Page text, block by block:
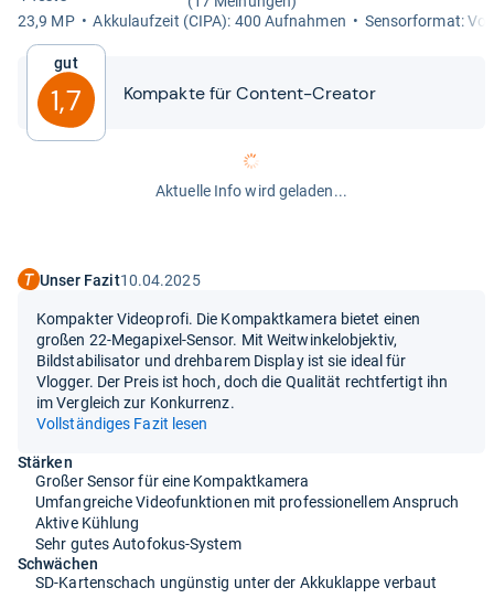
23,9 MP
Akku­lauf­zeit (CIPA): 400 Auf­nah­men Sen­sor­for­mat:
Gut
1,7 Kom­pakte für Con­tent-​​Crea­tor
Aktuelle Info wird geladen...
Unser Fazit10.04.2025
Kompakter Videoprofi. Die Kompaktkamera bietet einen
großen 22-Megapixel-Sensor. Mit Weitwinkelobjektiv,
Bildstabilisator und drehbarem Display ist sie ideal für
Vlogger. Der Preis ist hoch, doch die Qualität rechtfertigt ihn
im Vergleich zur Konkurrenz.
Vollständiges Fazit lesen
Stärken
Großer Sensor für eine Kompaktkamera
Umfangreiche Videofunktionen mit professionellem Anspruch
Aktive Kühlung
Sehr gutes Autofokus-System
Schwächen
SD-Kartenschach ungünstig unter der Akkuklappe verbaut